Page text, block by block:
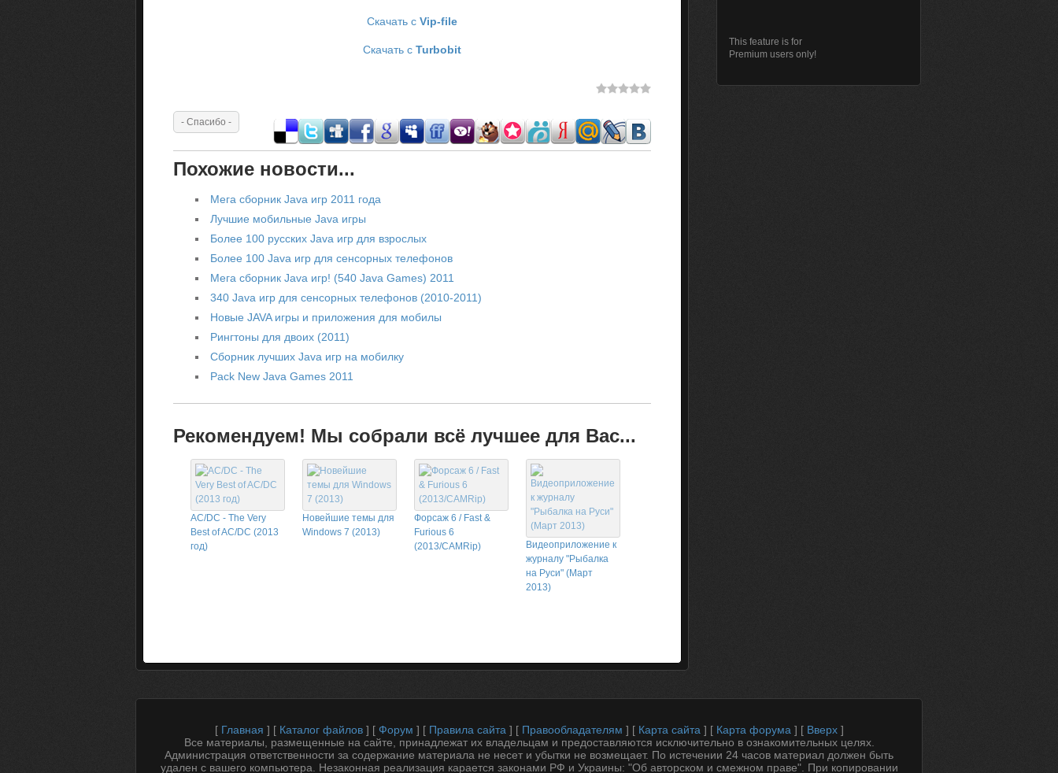
Скачать с Vip-file
Скачать с Turbobit
Похожие новости...
Мега сборник Java игр 2011 года
Лучшие мобильные Java игры
Более 100 русских Java игр для взрослых
Более 100 Java игр для сенсорных телефонов
Мега сборник Java игр! (540 Java Games) 2011
340 Java игр для сенсорных телефонов (2010-2011)
Новые JAVA игры и приложения для мобилы
Рингтоны для двоих (2011)
Сборник лучших Java игр на мобилку
Pack New Java Games 2011
Рекомендуем! Мы собрали всё лучшее для Вас...
AC/DC - The Very
Best of AC/DC (2013
год)
Новейшие темы для
Windows 7 (2013)
Форсаж 6 / Fast &
Furious 6
(2013/CAMRip)
Видеоприложение к
журналу "Рыбалка
на Руси" (Март
2013)
This feature is for
Premium users only!
[ Главная ] [ Каталог файлов] [ Форум ] [ Правила сайта] [ Правообладателям ] [ Карта сайта] [ Карта форума] [ Вверх]
Все материалы, размещенные на сайте, принадлежат их владельцам и предоставляются исключительно в ознакомительных целях.
Администрация ответственности за содержание материала не несет и убытки не возмещает. По истечении 24 часов материал должен быть
удален с вашего компьютера. Незаконная реализация карается законами РФ и Украины: "Об авторском и смежном праве". При копировании